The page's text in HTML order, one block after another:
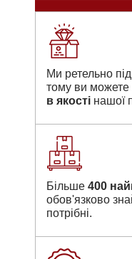
Ми ретельно
тому ви можете
в якості нашої
Більше 400
обов'язково
потрібні.